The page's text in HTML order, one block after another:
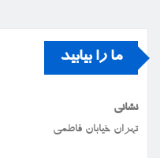
ما را بیابید
نشانی
تهران خیابان فاطمی